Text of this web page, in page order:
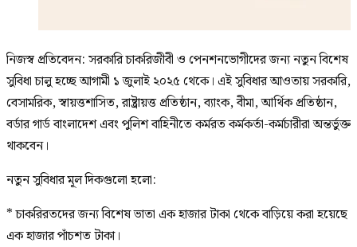
নিজস্ব প্রতিবেদন: সরকারি চাকরিজীবী ও পেনশনভোগীদের জন্য নতুন বিশেষ
সুবিধা চালু হচ্ছে আগামী ১ জুলাই ২০২৫ থেকে। এই সুবিধার আওতায় সরকারি,
বেসামরিক, স্বায়ত্তশাসিত, রাষ্ট্রায়ত্ত প্রতিষ্ঠান, ব্যাংক, বীমা, আর্থিক প্রতিষ্ঠান,
বর্ডার গার্ড বাংলাদেশ এবং পুলিশ বাহিনীতে কর্মরত কর্মকর্তা-কর্মচারীরা অন্তর্ভুক্ত
থাকবেন।
নতুন সুবিধার মূল দিকগুলো হলো:
* চাকরিরতদের জন্য বিশেষ ভাতা এক হাজার টাকা থেকে বাড়িয়ে করা হয়েছে
এক হাজার পাঁচশত টাকা।